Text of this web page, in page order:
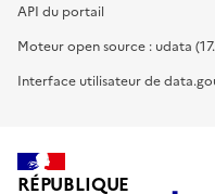
API du portail
Moteur open source : udata
Interface utilisateur de
RÉPUBLIQUE